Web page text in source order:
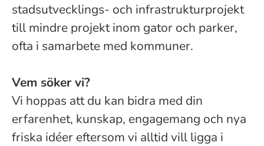
stadsutvecklings- och infrastrukturprojekt
till mindre projekt inom gator och parker,
ofta i samarbete med kommuner.
Vem söker vi?
Vi hoppas att du kan bidra med din
erfarenhet, kunskap, engagemang och nya
friska idéer eftersom vi alltid vill ligga i